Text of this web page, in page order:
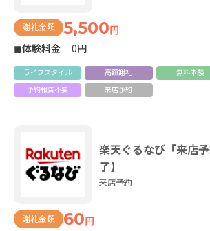
謝礼金額 5,500円
◼体験料金 0円
ライフスタイル 高額謝礼 無料体験
予約報告不要
来店予約
楽天ぐるなび「来店
了】
来店予約
謝礼金額 60円